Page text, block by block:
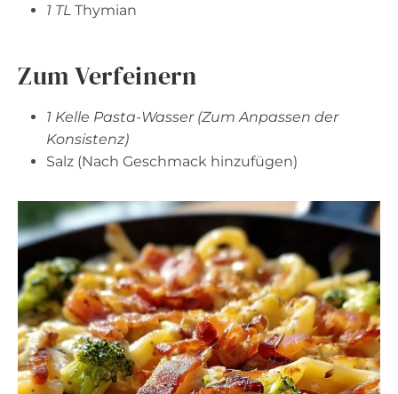
1 TL Thymian
Zum Verfeinern
1 Kelle Pasta-Wasser (Zum Anpassen der
Konsistenz)
Salz (Nach Geschmack hinzufügen)